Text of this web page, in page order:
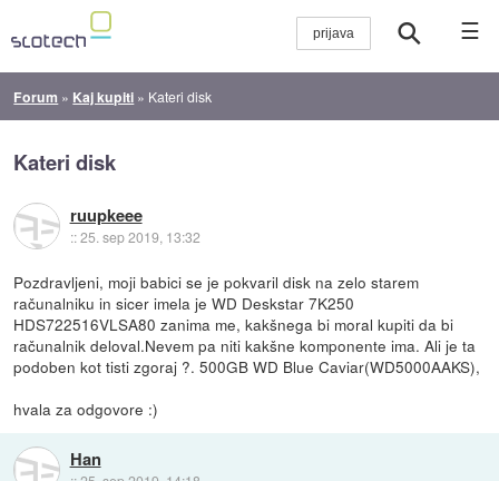
☰
Forum » Kaj kupiti » Kateri disk
Kateri disk
ruupkeee
::25. sep 2019, 13:32
Pozdravljeni, moji babici se je pokvaril disk na zelo starem
računalniku in sicer imela je WD Deskstar 7K250
HDS722516VLSA80 zanima me, kakšnega bi moral kupiti da bi
računalnik deloval.Nevem pa niti kakšne komponente ima. Ali je ta
podoben kot tisti zgoraj ?. 500GB WD Blue Caviar(WD5000AAKS),
hvala za odgovore :)
Han